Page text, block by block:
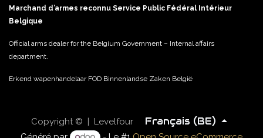
Marchand d’armes reconnu Service Public Fédéral Intérieur
Belgique
Official arms dealer for the Belgium Government – Internal affairs
department.
Erkend wapenhandelaar FOD Binnenlandse Zaken België
Copyright © | Levelfour Français (BE)